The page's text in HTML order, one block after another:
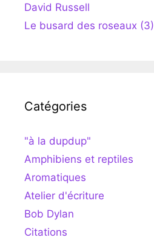
David Russell
Le busard des roseaux (3)
Catégories
"à la dupdup"
Amphibiens et reptiles
Aromatiques
Atelier d'écriture
Bob Dylan
Citations